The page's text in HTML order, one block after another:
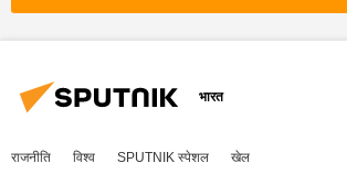
अंतर्राष्ट्रीय उत्तर-दक्षिण परिवहन गलियारा (आईएनएसटीसी)
व्यापार गलियारा
तुर्कमेनिस्तान
संयुक्त राष्ट्र
भारतीय अर्थव्यवस्था
भारत
राजनीति विश्व SPUTNIK स्पेशल खेल